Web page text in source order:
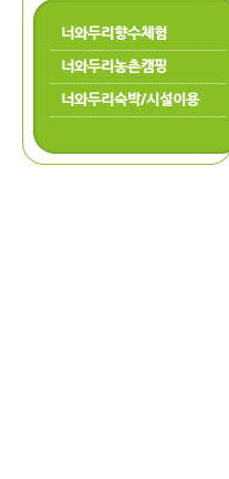
너와두리향수체험
너와두리농촌캠핑
너와두리숙박/시설이용